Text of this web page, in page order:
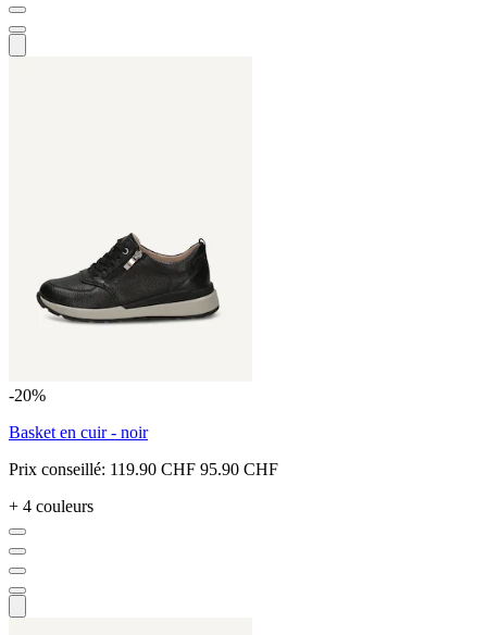
-20%
Basket en cuir - noir
Prix conseillé: 119.90 CHF 95.90 CHF
+ 4 couleurs